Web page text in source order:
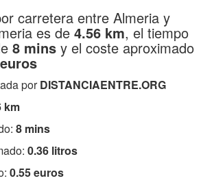
carretera entre Almeria y
es de 4.56 km, el tiempo
8 mins y el coste aproximado
porDISTANCIAENTRE.ORG
km
8 mins
0.36 litros
0.55 euros